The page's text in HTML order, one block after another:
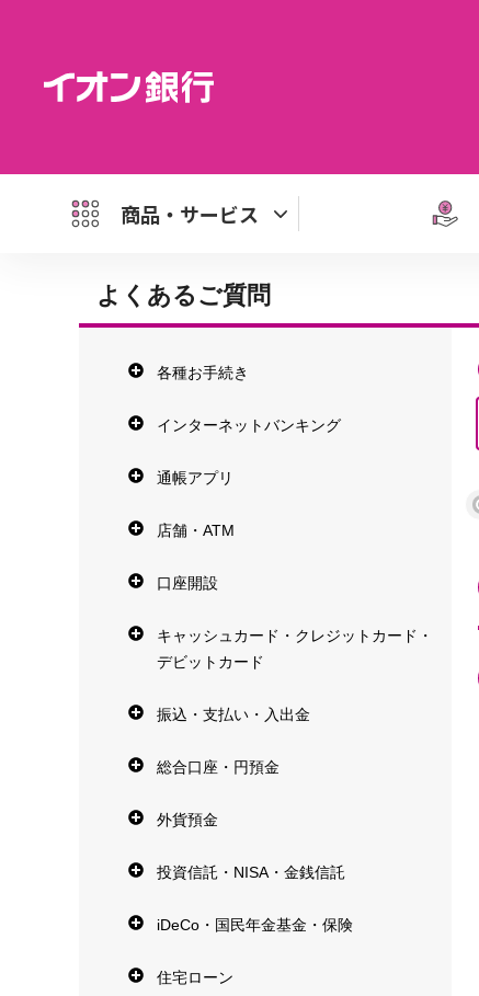
商品・サービス
よくあるご質問
各種お手続き
インターネットバンキング
通帳アプリ
店舗・ATM
口座開設
キャッシュカード・クレジットカード・
デビットカード
振込・支払い・入出金
総合口座・円預金
外貨預金
投資信託・NISA・金銭信託
iDeCo・国民年金基金・保険
住宅ローン